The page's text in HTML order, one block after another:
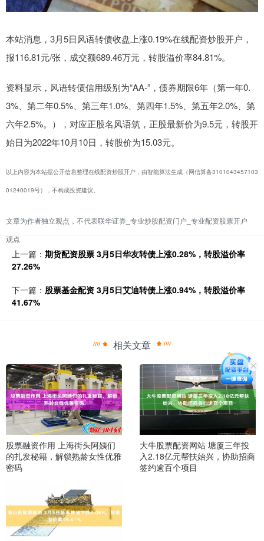
本站消息，3月5日风语转债收盘上涨0.19%在线配资炒股开户，
报116.81元/张，成交额689.46万元，转股溢价率84.81%。
资料显示，风语转债信用级别为“AA-”，债券期限6年（第一年0.
3%、第二年0.5%、第三年1.0%、第四年1.5%、第五年2.0%、第
六年2.5%。），对应正股名风语筑，正股最新价为9.5元，转股开
始日为2022年10月10日，转股价为15.03元。
以上内容为本站据公开信息整理在线配资炒股开户，由智能算法生成（网信算备3101043457103
01240019号），不构成投资建议。
文章为作者独立观点，不代表联华证券_专业炒股配资门户_专业配资股票开户
观点
上一篇： 期货配资股票 3月5日华友转债上涨0.28%，转股溢价率
27.26%
下一篇： 股票基金配资 3月5日艾迪转债上涨0.94%，转股溢价率
41.67%
相关文章
股票融资作用 上海街头阿姨们
的扎发秘籍，解锁熟龄女性优雅
密码
大牛股票配资网站 塘厦三年投
入2.18亿元帮扶始兴，协助招商
签约逾百个项目